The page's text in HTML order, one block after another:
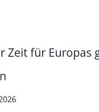
Zeit für Europas